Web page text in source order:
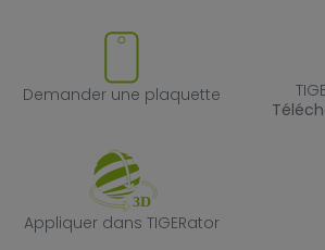
Demander une plaquette
Demander une plaquette
Appliquer dans
Appliquer dans TIGERator